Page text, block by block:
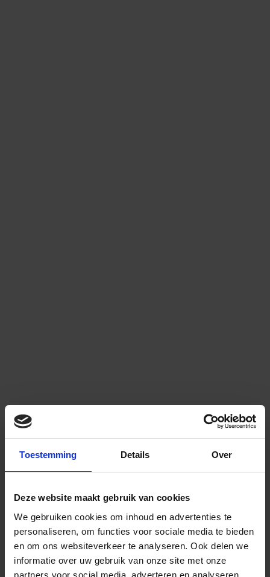
Toestemming Details Over
Deze website maakt gebruik van cookies
We gebruiken cookies om inhoud en advertenties te
personaliseren, om functies voor sociale media te bieden
en om ons websiteverkeer te analyseren. Ook delen we
informatie over uw gebruik van onze site met onze
partners voor social media, adverteren en analyseren.